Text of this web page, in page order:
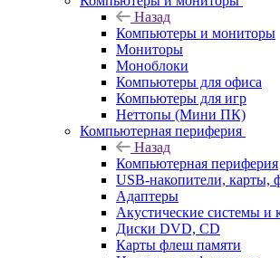
Назад
Компьютеры и мониторы
Мониторы
Моноблоки
Компьютеры для офиса
Компьютеры для игр
Неттопы (Мини ПК)
Компьютерная периферия
Назад
Компьютерная периферия
USB-накопители, карты,
Адаптеры
Акустические системы и
Диски DVD, CD
Карты флеш памяти